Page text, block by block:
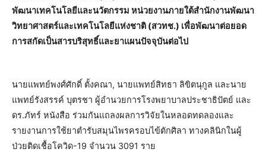
พัฒนาเทคโนโลยีและนวัตกรรม หน่วยงานภายใต้สำนักงานพัฒนา
วิทยาศาสตร์และเทคโนโลยีแห่งชาติ (สวทช.) เพื่อพัฒนาต่อยอด
การสกัดเป็นสารบริสุทธิ์และยาแผนปัจจุบันต่อไป
นายแพทย์พงศ์ศักดิ์ ตั้งคณา, นายแพทย์สิทธา ลิขิตนุกูล และนาย
แพทย์รังสรรค์ บุตรชา ผู้อำนวยการโรงพยาบาลประชาธิปัตย์ และ
ดร.ภัทร์ หนังสือ ร่วมกันแถลงผลการวิจัยในหลอดทดลองและ
รายงานการใช้ยาตำรับสมุนไพรครอบไข้ตักศิลา ทางคลินิกในผู้
ป่วยติดเชื้อโควิด-19 จำนวน 3091 ราย